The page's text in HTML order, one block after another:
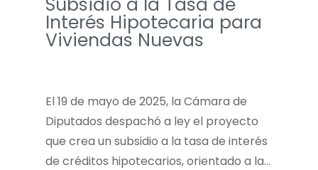
Interés Hipotecaria para
Viviendas Nuevas
El 19 de mayo de 2025, la Cámara de
Diputados despachó a ley el proyecto
que crea un subsidio a la tasa de interés
de créditos hipotecarios, orientado a la…